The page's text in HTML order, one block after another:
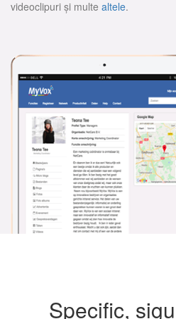
videoclipuri și multe altele.
Specific,